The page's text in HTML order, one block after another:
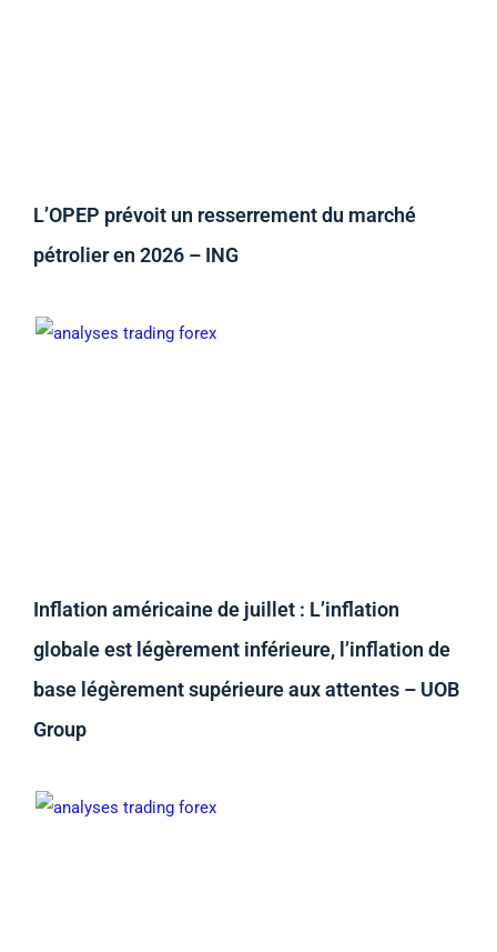
L’OPEP prévoit un resserrement du marché
pétrolier en 2026 – ING
Inflation américaine de juillet : L’inflation
globale est légèrement inférieure, l’inflation de
base légèrement supérieure aux attentes – UOB
Group